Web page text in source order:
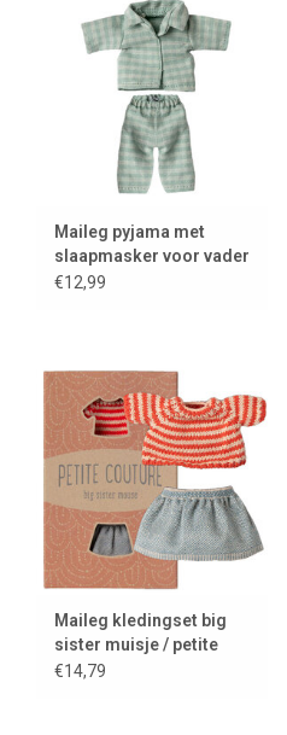
Maileg pyjama met
slaapmasker voor vader
muis
€12,99
Maileg kledingset big
sister muisje / petite
couture / rok en
€14,79